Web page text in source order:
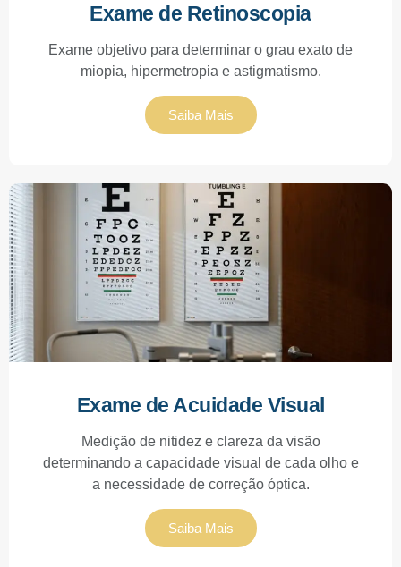
Exame de Retinoscopia
Exame objetivo para determinar o grau exato de
miopia, hipermetropia e astigmatismo.
Saiba Mais
Exame de Acuidade Visual
Medição de nitidez e clareza da visão
determinando a capacidade visual de cada olho e
a necessidade de correção óptica.
Saiba Mais